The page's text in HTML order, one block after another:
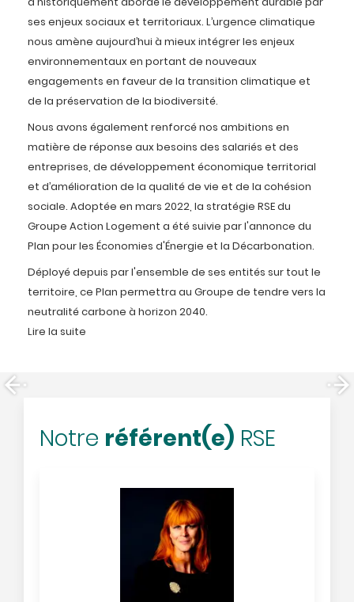
ses enjeux sociaux et territoriaux. L’urgence climatique
nous amène aujourd’hui à mieux intégrer les enjeux
environnementaux en portant de nouveaux
engagements en faveur de la transition climatique et
de la préservation de la biodiversité.
Nous avons également renforcé nos ambitions en
matière de réponse aux besoins des salariés et des
entreprises, de développement économique territorial
et d’amélioration de la qualité de vie et de la cohésion
sociale. Adoptée en mars 2022, la stratégie RSE du
Groupe Action Logement a été suivie par l'annonce du
Plan pour les Économies d'Énergie et la Décarbonation.
Déployé depuis par l'ensemble de ses entités sur tout le
territoire, ce Plan permettra au Groupe de tendre vers la
neutralité carbone à horizon 2040.
Lire la suite
Notre référent(e) RSE